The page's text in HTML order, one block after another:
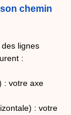
chemin
des lignes
:
: votre axe
: votre